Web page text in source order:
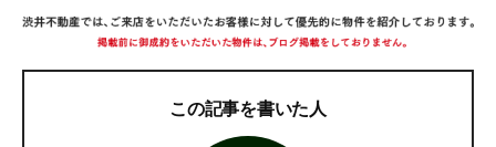
この記事を書いた人